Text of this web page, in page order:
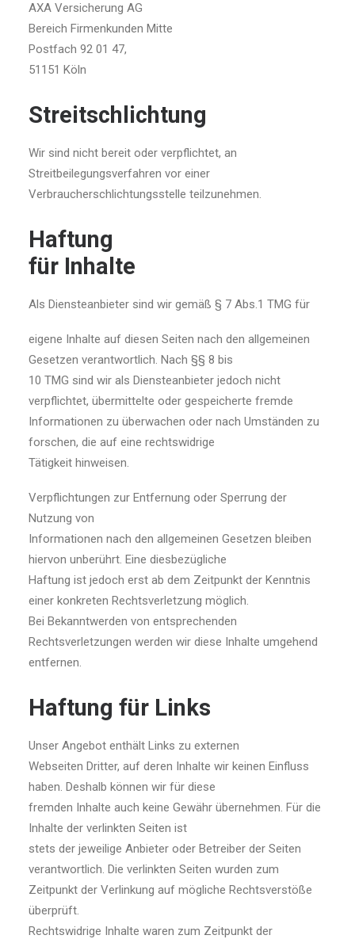
AXA Versicherung AG
Bereich Firmenkunden Mitte
Postfach 92 01 47,
51151 Köln
Streitschlichtung
Wir sind nicht bereit oder verpflichtet, an
Streitbeilegungsverfahren vor einer
Verbraucherschlichtungsstelle teilzunehmen.
Haftung
für Inhalte
Als Diensteanbieter sind wir gemäß § 7 Abs.1 TMG für
eigene Inhalte auf diesen Seiten nach den allgemeinen
Gesetzen verantwortlich. Nach §§ 8 bis
10 TMG sind wir als Diensteanbieter jedoch nicht
verpflichtet, übermittelte oder gespeicherte fremde
Informationen zu überwachen oder nach Umständen zu
forschen, die auf eine rechtswidrige
Tätigkeit hinweisen.
Verpflichtungen zur Entfernung oder Sperrung der
Nutzung von
Informationen nach den allgemeinen Gesetzen bleiben
hiervon unberührt. Eine diesbezügliche
Haftung ist jedoch erst ab dem Zeitpunkt der Kenntnis
einer konkreten Rechtsverletzung möglich.
Bei Bekanntwerden von entsprechenden
Rechtsverletzungen werden wir diese Inhalte umgehend
entfernen.
Haftung für Links
Unser Angebot enthält Links zu externen
Webseiten Dritter, auf deren Inhalte wir keinen Einfluss
haben. Deshalb können wir für diese
fremden Inhalte auch keine Gewähr übernehmen. Für die
Inhalte der verlinkten Seiten ist
stets der jeweilige Anbieter oder Betreiber der Seiten
verantwortlich. Die verlinkten Seiten wurden zum
Zeitpunkt der Verlinkung auf mögliche Rechtsverstöße
überprüft.
Rechtswidrige Inhalte waren zum Zeitpunkt der